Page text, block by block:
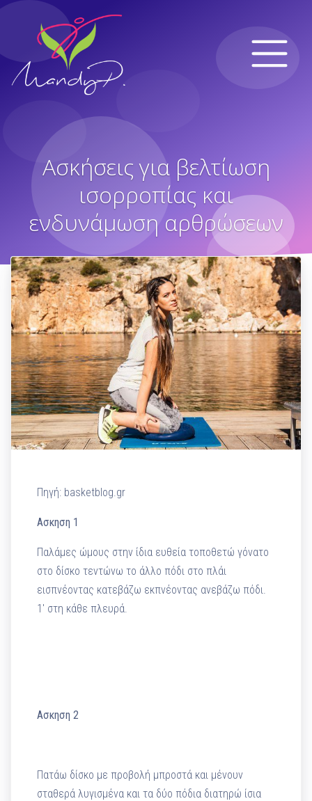
Ασκήσεις για βελτίωση
ισορροπίας και
ενδυνάμωση αρθρώσεων
Πηγή: basketblog.gr
Ασκηση 1
Παλάμες ώμους στην ίδια ευθεία τοποθετώ γόνατο
στο δίσκο τεντώνω το άλλο πόδι στο πλάι
εισπνέοντας κατεβάζω εκπνέοντας ανεβάζω πόδι.
1′ στη κάθε πλευρά.
Ασκηση 2
Πατάω δίσκο με προβολή μπροστά και μένουν
σταθερά λυγισμένα και τα δύο πόδια διατηρώ ίσια